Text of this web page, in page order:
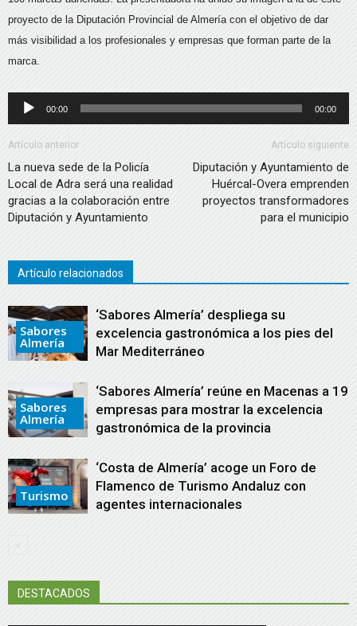
proyecto de la Diputación Provincial de Almería con el objetivo de dar
más visibilidad a los profesionales y empresas que forman parte de la
marca.
Reproductor
de
audio
00:00 00:00
Artículo anterior
La nueva sede de la Policía
Local de Adra será una realidad
gracias a la colaboración entre
Diputación y Ayuntamiento
Artículo siguiente
Diputación y Ayuntamiento de
Huércal-Overa emprenden
proyectos transformadores
para el municipio
Artículo relacionados
Sabores
Almería
‘Sabores Almería’ despliega su
excelencia gastronómica a los pies del
Mar Mediterráneo
Sabores
Almería
‘Sabores Almería’ reúne en Macenas a 19
empresas para mostrar la excelencia
gastronómica de la provincia
Turismo
‘Costa de Almería’ acoge un Foro de
Flamenco de Turismo Andaluz con
agentes internacionales
DESTACADOS